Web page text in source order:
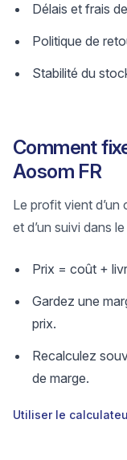
Délais et frais
Politique de
Stabilité du
Comment
Aosom FR
Le profit vient
et d’un suivi dans
Prix = coût +
Gardez une
prix.
Recalculez
de marge.
Utiliser le